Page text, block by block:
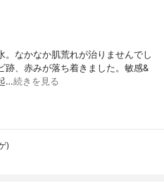
なかなか肌荒れが治りませんでし
跡、赤みが落ち着きました。敏感&
…続きを見る
)